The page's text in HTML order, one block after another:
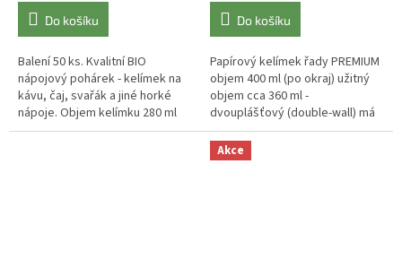
Do košíku
Balení 50 ks. Kvalitní BIO
nápojový pohárek - kelímek na
kávu, čaj, svařák a jiné horké
nápoje. Objem kelímku 280 ml
(po okraj), užitný objem 200 -
Do košíku
Papírový kelímek řady PREMIUM
objem 400 ml (po okraj) užitný
objem cca 360 ml -
dvouplášťový (double-wall) má
vynikající termo - izolační
vlastnosti díky dvojité stěně
kelímku....
Akce